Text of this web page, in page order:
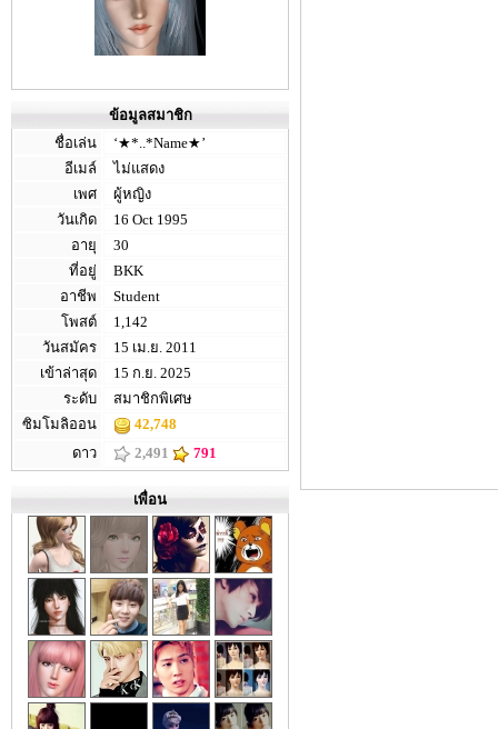
ข้อมูลสมาชิก
ชื่อเล่น
‘★*..*Name★’
อีเมล์
ไม่แสดง
เพศ
ผู้หญิง
วันเกิด
16 Oct 1995
อายุ
30
ที่อยู่
BKK
อาชีพ
Student
โพสต์
1,142
วันสมัคร
15 เม.ย. 2011
เข้าล่าสุด
15 ก.ย. 2025
ระดับ
สมาชิกพิเศษ
ซิมโมลิออน
42,748
ดาว
2,491 791
เพื่อน